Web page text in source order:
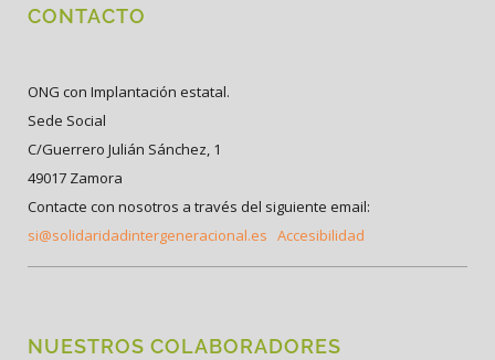
CONTACTO
ONG con Implantación estatal.
Sede Social
C/Guerrero Julián Sánchez, 1
49017 Zamora
Contacte con nosotros a través del siguiente email:
si@solidaridadintergeneracional.es Accesibilidad
NUESTROS COLABORADORES